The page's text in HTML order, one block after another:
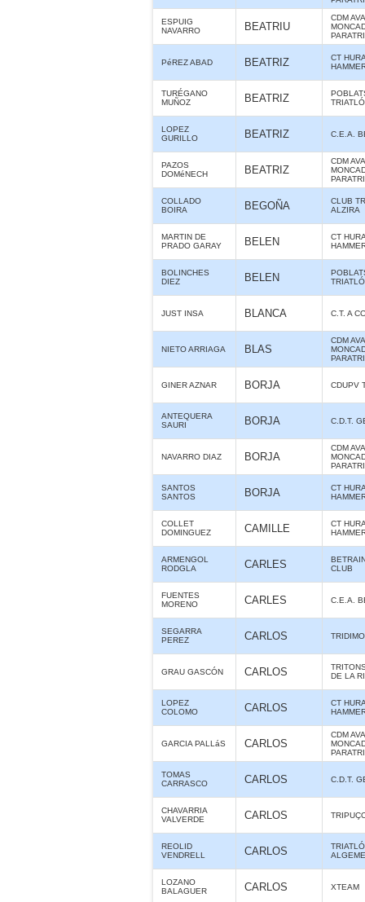
ESPUIG
NAVARRO
BEATRIU
CDM
PéREZ ABAD BEATRIZ
CT
TURÉGANO
MUÑOZ
BEATRIZ
TRIATLÓ
LOPEZ
GURILLO
BEATRIZ C.E.A.
PAZOS
DOMéNECH
BEATRIZ
CDM
COLLADO
BOIRA
BEGOÑA
CLUB
ALZIRA
MARTIN DE
PRADO GARAY
BELEN
CT
BOLINCHES
DIEZ
BELEN
TRIATLÓ
JUST INSA BLANCA C.T. A
NIETO ARRIAGA BLAS
CDM
GINER AZNAR BORJA CDUPV
ANTEQUERA
SAURI
BORJA C.D.T.
NAVARRO DIAZ BORJA
CDM
SANTOS
SANTOS
BORJA
CT
COLLET
DOMINGUEZ
CAMILLE
CT
ARMENGOL
RODGLA
CARLES
CLUB
FUENTES
MORENO
CARLES C.E.A.
SEGARRA
PEREZ
CARLOS
GRAU GASCÓN CARLOS
DE LA
LOPEZ
COLOMO
CARLOS
CT
GARCIA PALLáS CARLOS
CDM
TOMAS
CARRASCO
CARLOS C.D.T.
CHAVARRIA
VALVERDE
CARLOS
REOLID
VENDRELL
CARLOS
LOZANO
BALAGUER
CARLOS XTEAM